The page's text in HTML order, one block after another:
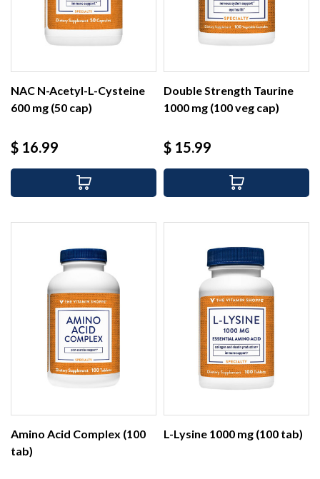
NAC N-Acetyl-L-Cysteine
600 mg (50 cap)
Precio
$ 16.99
Double Strength Taurine
1000 mg (100 veg cap)
Precio
$ 15.99
Amino Acid Complex (100
tab)
L-Lysine 1000 mg (100 tab)